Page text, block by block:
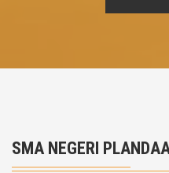
SMA NEGERI